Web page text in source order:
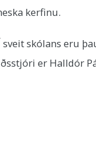
kerfinu.
skólans eru
er Halldór